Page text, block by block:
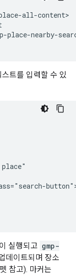
all-content>
place-nearby-
트를 입력할 수 있
실행되고 gmp-
데이트되며 장소
참고). 마커는